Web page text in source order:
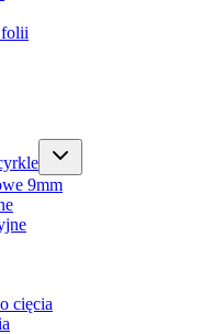
folii
9mm
cięcia